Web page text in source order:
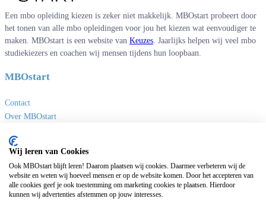
Een mbo opleiding kiezen is zeker niet makkelijk. MBOstart probeert door
het tonen van alle mbo opleidingen voor jou het kiezen wat eenvoudiger te
maken. MBOstart is een website van Keuzes . Jaarlijks helpen wij veel mbo
studiekiezers en coachen wij mensen tijdens hun loopbaan.
MBOstart
Contact
Over MBOstart
Disclaimer en privacy
MBO links
Sites van Keuzes
Wij leren van Cookies
Ook MBOstart blijft leren! Daarom plaatsen wij cookies. Daarmee verbeteren wij de
website en weten wij hoeveel mensen er op de website komen. Door het accepteren van
alle cookies geef je ook toestemming om marketing cookies te plaatsen. Hierdoor
kunnen wij advertenties afstemmen op jouw interesses.